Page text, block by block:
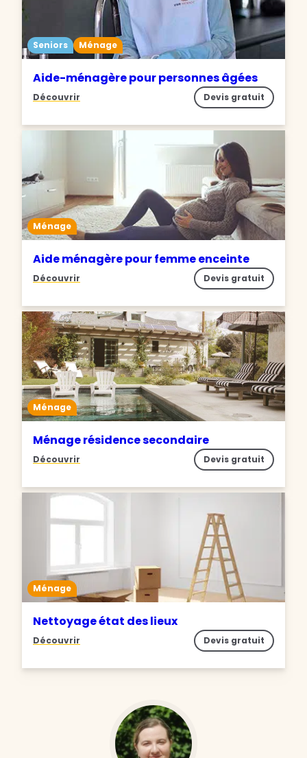
Seniors Ménage
Aide-ménagère pour personnes âgées
Découvrir Devis gratuit
Ménage
Aide ménagère pour femme enceinte
Découvrir Devis gratuit
Ménage
Ménage résidence secondaire
Découvrir Devis gratuit
Ménage
Nettoyage état des lieux
Découvrir Devis gratuit